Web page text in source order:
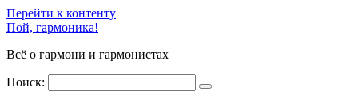
Перейти к контенту
Пой, гармоника!
Всё о гармони и гармонистах
Поиск: